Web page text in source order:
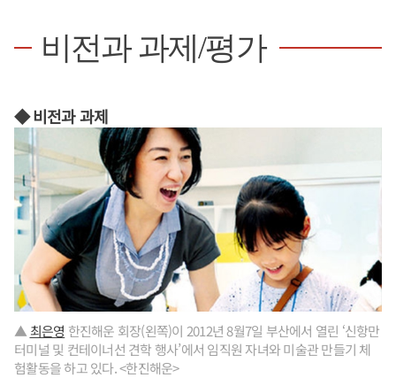
비전과 과제/평가
◆ 비전과 과제
▲ 최은영 한진해운 회장(왼쪽)이 2012년 8월7일 부산에서 열린 ‘신항만
터미널 및 컨테이너선 견학 행사’에서 임직원 자녀와 미술관 만들기 체
험활동을 하고 있다. <한진해운>